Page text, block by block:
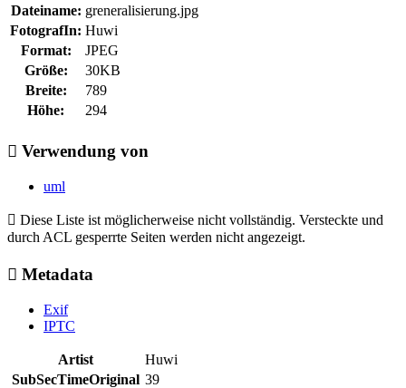
Dateiname: greneralisierung.jpg
FotografIn: Huwi
Format:
JPEG
Größe:
30KB
Breite:
789
Höhe:
294
Verwendung von
uml
Diese Liste ist möglicherweise nicht vollständig. Versteckte und
durch ACL gesperrte Seiten werden nicht angezeigt.
Metadata
Exif
IPTC
Artist
Huwi
SubSecTimeOriginal 39